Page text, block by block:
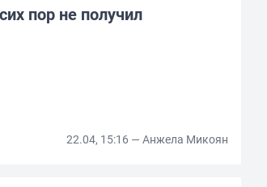
пор не получил
22.04, 15:16 — Анжела Микоян